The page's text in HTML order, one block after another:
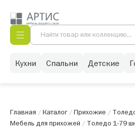
Кухни Спальни Детские
Главная /Каталог/Прихожие /
Мебель для прихожей / Толедо 1-79